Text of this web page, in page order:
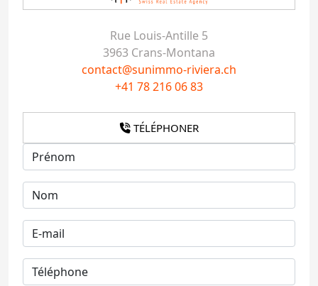
Rue Louis-Antille 5
3963 Crans-Montana
contact@sunimmo-riviera.ch
+41 78 216 06 83
TÉLÉPHONER